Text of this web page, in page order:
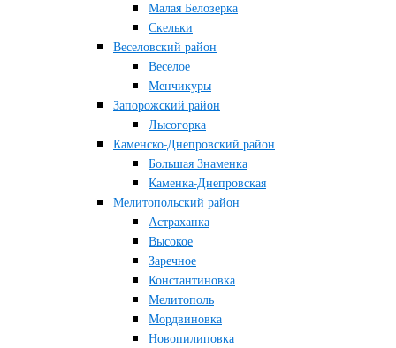
Малая Белозерка
Скельки
Веселовский район
Веселое
Менчикуры
Запорожский район
Лысогорка
Каменско-Днепровский район
Большая Знаменка
Каменка-Днепровская
Мелитопольский район
Астраханка
Высокое
Заречное
Константиновка
Мелитополь
Мордвиновка
Новопилиповка